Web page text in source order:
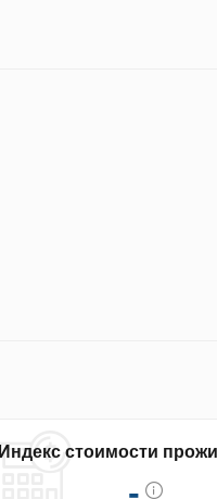
Индекс стоимости